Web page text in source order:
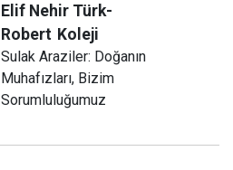
Elif Nehir Türk-
Robert Koleji
Sulak Araziler: Doğanın
Muhafızları, Bizim
Sorumluluğumuz